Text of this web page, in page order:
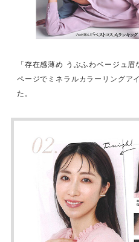
「存在感薄め うぶふわベージュ
ページで ミネラルカラーリングア
た。